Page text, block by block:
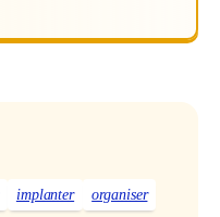
implanter
organiser